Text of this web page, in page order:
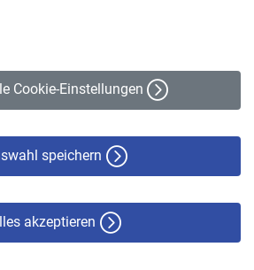
Cookie-Einstellungen
speichern
akzeptieren